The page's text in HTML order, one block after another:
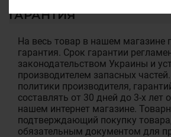
ГАРАНТИЯ
На весь товар в нашем магазине
гарантия. Срок гарантии
законодательством Украины и
производителем запасных
политики производителя,
составлять от 30 дней до 3-х лет
нашем интернет магазине.
подтверждающий покупку
обязательным документом для